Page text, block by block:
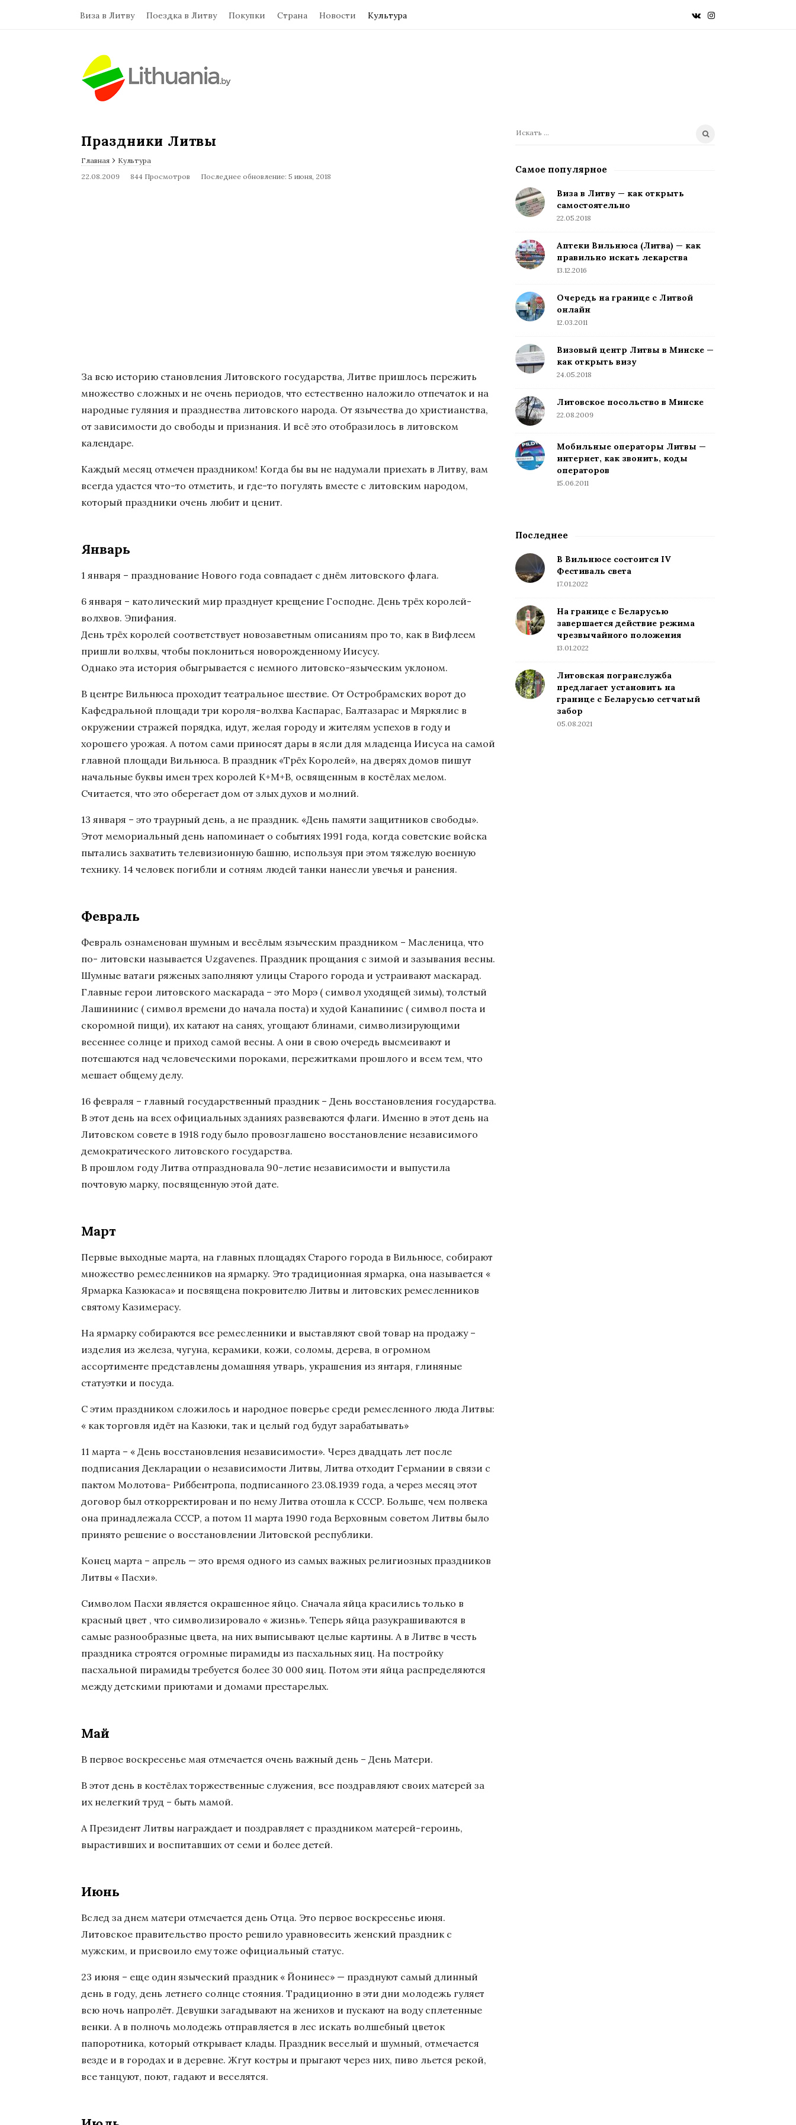
Виза в Литву Поездка в Литву Покупки Страна Новости Культура
Праздники Литвы
Главная › Культура
22.08.2009
844 Просмотров Последнее обновление: 5 июня, 2018
За всю историю становления Литовского государства, Литве пришлось пережить
множество сложных и не очень периодов, что естественно наложило отпечаток и на
народные гуляния и празднества литовского народа. От язычества до христианства,
от зависимости до свободы и признания. И всё это отобразилось в литовском
календаре.
Каждый месяц отмечен праздником! Когда бы вы не надумали приехать в Литву, вам
всегда удастся что-то отметить, и где-то погулять вместе с литовским народом,
который праздники очень любит и ценит.
Январь
1 января – празднование Нового года совпадает с днём литовского флага.
6 января – католический мир празднует крещение Господне. День трёх королей-
волхвов. Эпифания.
День трёх королей соответствует новозаветным описаниям про то, как в Вифлеем
пришли волхвы, чтобы поклониться новорожденному Иисусу.
Однако эта история обыгрывается с немного литовско-языческим уклоном.
В центре Вильнюса проходит театральное шествие. От Остробрамских ворот до
Кафедральной площади три короля-волхва Каспарас, Балтазарас и Мяркялис в
окружении стражей порядка, идут, желая городу и жителям успехов в году и
хорошего урожая. А потом сами приносят дары в ясли для младенца Иисуса на самой
главной площади Вильнюса. В праздник «Трёх Королей», на дверях домов пишут
начальные буквы имен трех королей К+М+В, освященным в костёлах мелом.
Считается, что это оберегает дом от злых духов и молний.
13 января – это траурный день, а не праздник. «День памяти защитников свободы».
Этот мемориальный день напоминает о событиях 1991 года, когда советские войска
пытались захватить телевизионную башню, используя при этом тяжелую военную
технику. 14 человек погибли и сотням людей танки нанесли увечья и ранения.
Февраль
Февраль ознаменован шумным и весёлым языческим праздником – Масленица, что
по- литовски называется Uzgavenes. Праздник прощания с зимой и зазывания весны.
Шумные ватаги ряженых заполняют улицы Старого города и устраивают маскарад.
Главные герои литовского маскарада – это Морэ ( символ уходящей зимы), толстый
Лашининис ( символ времени до начала поста) и худой Канапинис ( символ поста и
скоромной пищи), их катают на санях, угощают блинами, символизирующими
весеннее солнце и приход самой весны. А они в свою очередь высмеивают и
потешаются над человеческими пороками, пережитками прошлого и всем тем, что
мешает общему делу.
16 февраля – главный государственный праздник – День восстановления государства.
В этот день на всех официальных зданиях развеваются флаги. Именно в этот день на
Литовском совете в 1918 году было провозглашено восстановление независимого
демократического литовского государства.
В прошлом году Литва отпраздновала 90-летие независимости и выпустила
почтовую марку, посвященную этой дате.
Март
Первые выходные марта, на главных площадях Старого города в Вильнюсе, собирают
множество ремесленников на ярмарку. Это традиционная ярмарка, она называется «
Ярмарка Казюкаса» и посвящена покровителю Литвы и литовских ремесленников
святому Казимерасу.
На ярмарку собираются все ремесленники и выставляют свой товар на продажу –
изделия из железа, чугуна, керамики, кожи, соломы, дерева, в огромном
ассортименте представлены домашняя утварь, украшения из янтаря, глиняные
статуэтки и посуда.
С этим праздником сложилось и народное поверье среди ремесленного люда Литвы:
« как торговля идёт на Казюки, так и целый год будут зарабатывать»
11 марта – « День восстановления независимости». Через двадцать лет после
подписания Декларации о независимости Литвы, Литва отходит Германии в связи с
пактом Молотова- Риббентропа, подписанного 23.08.1939 года, а через месяц этот
договор был откорректирован и по нему Литва отошла к СССР. Больше, чем полвека
она принадлежала СССР, а потом 11 марта 1990 года Верховным советом Литвы было
принято решение о восстановлении Литовской республики.
Конец марта – апрель — это время одного из самых важных религиозных праздников
Литвы « Пасхи».
Символом Пасхи является окрашенное яйцо. Сначала яйца красились только в
красный цвет , что символизировало « жизнь». Теперь яйца разукрашиваются в
самые разнообразные цвета, на них выписывают целые картины. А в Литве в честь
праздника строятся огромные пирамиды из пасхальных яиц. На постройку
пасхальной пирамиды требуется более 30 000 яиц. Потом эти яйца распределяются
между детскими приютами и домами престарелых.
Май
В первое воскресенье мая отмечается очень важный день – День Матери.
В этот день в костёлах торжественные служения, все поздравляют своих матерей за
их нелегкий труд – быть мамой.
А Президент Литвы награждает и поздравляет с праздником матерей-героинь,
вырастивших и воспитавших от семи и более детей.
Июнь
Вслед за днем матери отмечается день Отца. Это первое воскресенье июня.
Литовское правительство просто решило уравновесить женский праздник с
мужским, и присвоило ему тоже официальный статус.
23 июня – еще один языческий праздник « Йонинес» — празднуют самый длинный
день в году, день летнего солнце стояния. Традиционно в эти дни молодежь гуляет
всю ночь напролёт. Девушки загадывают на женихов и пускают на воду сплетенные
венки. А в полночь молодежь отправляется в лес искать волшебный цветок
папоротника, который открывает клады. Праздник веселый и шумный, отмечается
везде и в городах и в деревне. Жгут костры и прыгают через них, пиво льется рекой,
все танцуют, поют, гадают и веселятся.
П
и
к
:
Самое популярное
Виза в Литву — как открыть
самостоятельно
22.05.2018
Аптеки Вильнюса (Литва) — как
правильно искать лекарства
13.12.2016
Очередь на границе с Литвой
онлайн
12.03.2011
Визовый центр Литвы в Минске —
как открыть визу
24.05.2018
Литовское посольство в Минске
22.08.2009
Мобильные операторы Литвы —
интернет, как звонить, коды
операторов
15.06.2011
Последнее
В Вильнюсе состоится IV
Фестиваль света
17.01.2022
На границе с Беларусью
завершается действие режима
чрезвычайного положения
13.01.2022
Литовская погранслужба
предлагает установить на
границе с Беларусью сетчатый
забор
05.08.2021